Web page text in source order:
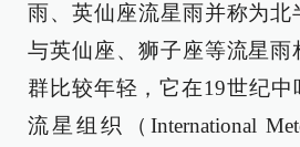
雨、英仙座流星雨并称为北
与英仙座、狮子座等流星雨
群比较年轻，它在19世纪
流星组织（International